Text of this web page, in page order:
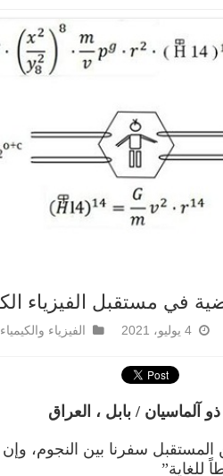
في مستقبل الفيزياء
4 يوليو، 2021 الفيزياء والكيمياء
ذو آلماسيان / بابل ، العراق
المستقبل سفرنا بين النجوم،
للغاية”